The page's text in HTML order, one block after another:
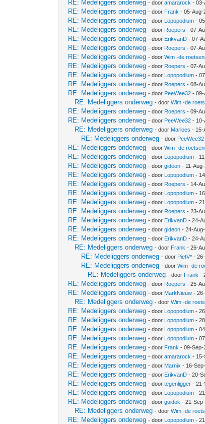
RE: Medeliggers onderweg - dooramararock - 03-
RE: Medeliggers onderweg - door Frank - 05-Aug-
RE: Medeliggers onderweg - door Lopopodium -
RE: Medeliggers onderweg - door Roepers - 07-
RE: Medeliggers onderweg - door ErikvanD - 07-
RE: Medeliggers onderweg - door Roepers - 07-
RE: Medeliggers onderweg - doorWim -de
RE: Medeliggers onderweg - door Roepers - 07-
RE: Medeliggers onderweg - door Lopopodium -
RE: Medeliggers onderweg - door Roepers - 08-
RE: Medeliggers onderweg - door PeeWee32 - 09-
RE: Medeliggers onderweg - doorWim -de
RE: Medeliggers onderweg - door Roepers - 09-
RE: Medeliggers onderweg - door PeeWee32 - 10-
RE: Medeliggers onderweg - door Marloes - 15-
RE: Medeliggers onderweg - door PeeWee32
RE: Medeliggers onderweg - doorWim -de
RE: Medeliggers onderweg - door Lopopodium -
RE: Medeliggers onderweg - doorgideon - 11-
RE: Medeliggers onderweg - door Lopopodium -
RE: Medeliggers onderweg - door Roepers - 14-
RE: Medeliggers onderweg - door Lopopodium -
RE: Medeliggers onderweg - door Lopopodium -
RE: Medeliggers onderweg - door Roepers - 23-
RE: Medeliggers onderweg - door ErikvanD - 24-
RE: Medeliggers onderweg - doorgideon - 24-
RE: Medeliggers onderweg - door ErikvanD - 24-
RE: Medeliggers onderweg - door Frank - 26-
RE: Medeliggers onderweg - door PietV* -
RE: Medeliggers onderweg - doorWim -de
RE: Medeliggers onderweg - door Frank -
RE: Medeliggers onderweg - door Roepers - 25-
RE: Medeliggers onderweg - door MarkNieuw -
RE: Medeliggers onderweg - doorWim -de
RE: Medeliggers onderweg - door Lopopodium -
RE: Medeliggers onderweg - door Lopopodium -
RE: Medeliggers onderweg - door Lopopodium -
RE: Medeliggers onderweg - door Lopopodium -
RE: Medeliggers onderweg - door Frank - 09-Sep-
RE: Medeliggers onderweg - dooramararock - 15-
RE: Medeliggers onderweg - door Marnix - 16-
RE: Medeliggers onderweg - door ErikvanD - 20-
RE: Medeliggers onderweg - doortegenligger - 21-
RE: Medeliggers onderweg - door Lopopodium -
RE: Medeliggers onderweg - doorguidok - 21-
RE: Medeliggers onderweg - doorWim -de
RE: Medeliggers onderweg - door Lopopodium -